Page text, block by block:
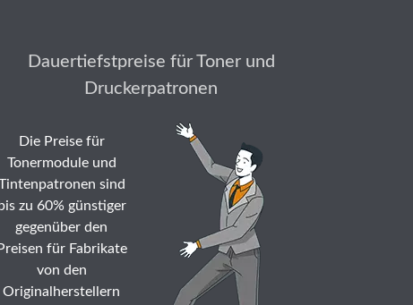
Dauertiefstpreise für Toner und
Druckerpatronen
Die Preise für
Tonermodule und
sind
bis zu 60% günstiger
gegenüber den
Preisen für Fabrikate
von den
Originalherstellern